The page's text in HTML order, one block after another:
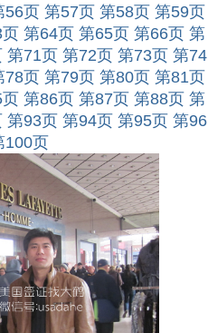
56页 第57页 第58页 第59页
第64页 第65页 第66页 第
第71页 第72页 第73页 第74
78页 第79页 第80页 第81页
第86页 第87页 第88页 第
第93页 第94页 第95页 第96
100页